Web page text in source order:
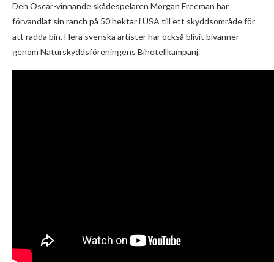
Den Oscar-vinnande skådespelaren Morgan Freeman har
förvandlat sin ranch på 50 hektar i USA till ett skyddsområde för
att rädda bin. Flera svenska artister har också blivit bivänner
genom Naturskyddsföreningens Bihotellkampanj.